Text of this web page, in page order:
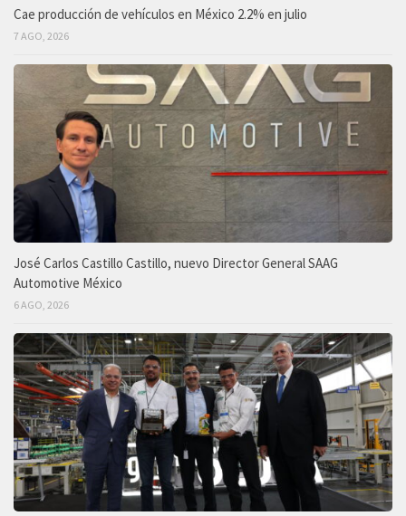
Cae producción de vehículos en México 2.2% en julio
7 AGO, 2026
José Carlos Castillo Castillo, nuevo Director General SAAG
Automotive México
6 AGO, 2026